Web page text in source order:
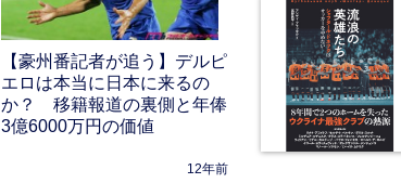
【豪州番記者が追う】デルピ
エロは本当に日本に来るの
か？ 移籍報道の裏側と年俸
3億6000万円の価値
12年前